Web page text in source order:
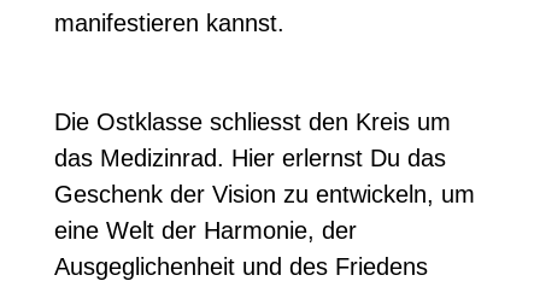
manifestieren kannst.
Die Ostklasse schliesst den Kreis um
das Medizinrad. Hier erlernst Du das
Geschenk der Vision zu entwickeln, um
eine Welt der Harmonie, der
Ausgeglichenheit und des Friedens